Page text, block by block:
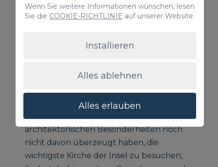
architektonischen Besonderheiten noch
nicht davon überzeugt haben, die
wichtigste Kirche der Insel zu besuchen,
Wenn Sie weitere Informationen wünschen, lesen
Sie die COOKIE-RICHTLINIE auf unserer Website.
Installieren
Alles ablehnen
Alles erlauben